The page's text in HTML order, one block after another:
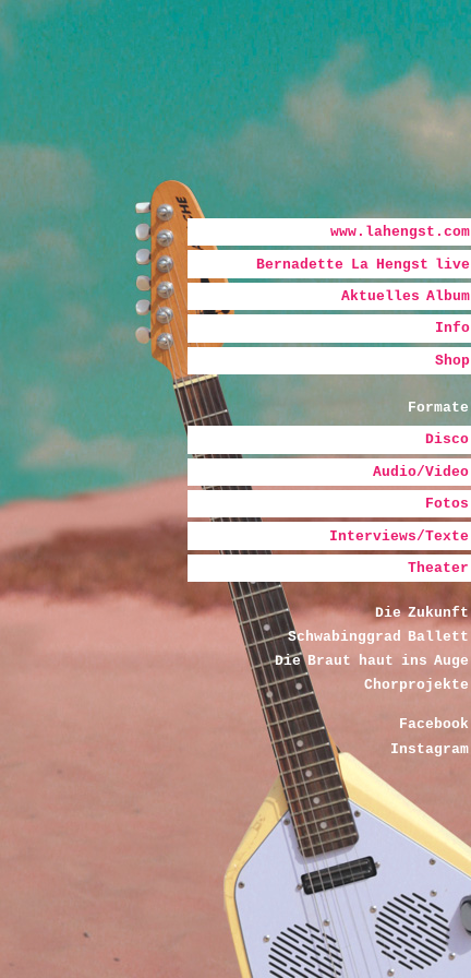
Bernadette
La Hengst
Zum Inhalt wechseln
Zum sekundären Inhalt wechseln
www.lahengst.com
Bernadette La Hengst live
Aktuelles Album
Info
Shop
Formate
Disco
Audio/Video
Fotos
Interviews/Texte
Theater
Die Zukunft
Schwabinggrad Ballett
Die Braut haut ins Auge
Chorprojekte
Facebook
Instagram